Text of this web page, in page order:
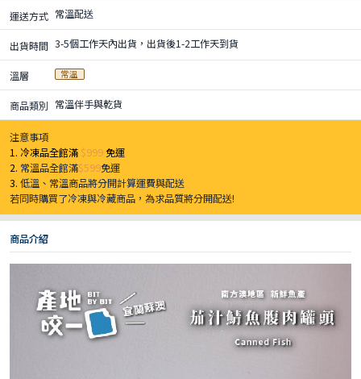
運送方式 常溫配送
出貨時間 3-5個工作天內出貨，出貨後1-2工作天到貨
溫層 常溫
商品類別 常溫伴手與乾貨
注意事項
1. 冷凍品全館滿 $999免運
2. 常溫品全館滿$599免運
3.低溫、常溫商品將分開計算運費與配送
若同時購買了冷凍與冷藏商品，為求品質將分開配送!
商品介紹